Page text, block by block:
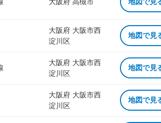
大阪府 大阪市西
淀川区
地図で見
大阪府 大阪市西
淀川区
地図で見
大阪府 大阪市西
淀川区
地図で見